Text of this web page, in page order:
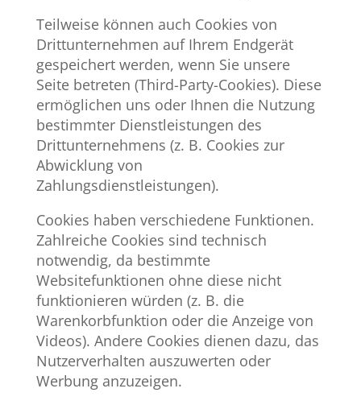
Teilweise können auch Cookies von
Drittunternehmen auf Ihrem Endgerät
gespeichert werden, wenn Sie unsere
Seite betreten (Third-Party-Cookies). Diese
ermöglichen uns oder Ihnen die Nutzung
bestimmter Dienstleistungen des
Drittunternehmens (z. B. Cookies zur
Abwicklung von
Zahlungsdienstleistungen).
Cookies haben verschiedene Funktionen.
Zahlreiche Cookies sind technisch
notwendig, da bestimmte
Websitefunktionen ohne diese nicht
funktionieren würden (z. B. die
Warenkorbfunktion oder die Anzeige von
Videos). Andere Cookies dienen dazu, das
Nutzerverhalten auszuwerten oder
Werbung anzuzeigen.